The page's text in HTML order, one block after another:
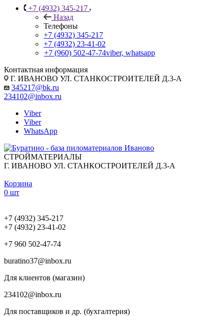
+7 (4932) 345-217
Назад
Телефоны
+7 (4932) 345-217
+7 (4932) 23-41-02
+7 (960) 502-47-74viber, whatsapp
Контактная информация
Г. ИВАНОВО УЛ. СТАНКОСТРОИТЕЛЕЙ Д.3-А
345217@bk.ru
234102@inbox.ru
Viber
Viber
WhatsApp
СТРОЙМАТЕРИАЛЫ
Г. ИВАНОВО УЛ. СТАНКОСТРОИТЕЛЕЙ Д.3-А
Корзина
0 шт
+7 (4932) 345-217
+7 (4932) 23-41-02
+7 960 502-47-74
buratino37@inbox.ru
Для клиентов (магазин)
234102@inbox.ru
Для поставщиков и др. (бухгалтерия)